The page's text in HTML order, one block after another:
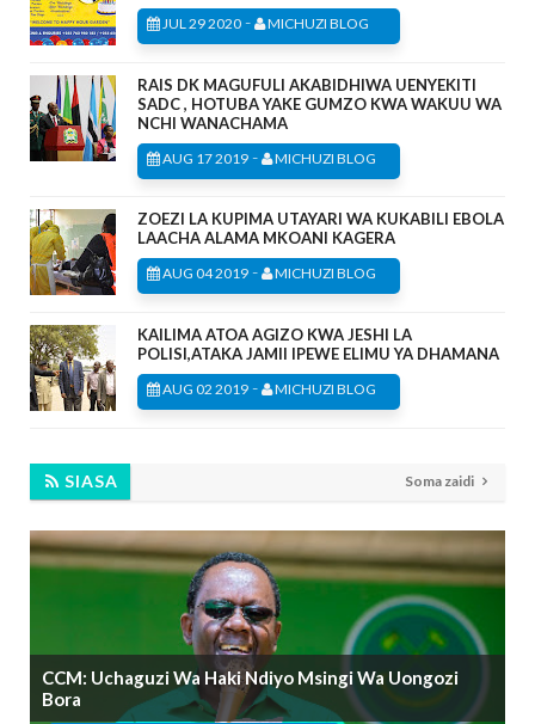
JUL 29 2020 - MICHUZI BLOG
RAIS DK MAGUFULI AKABIDHIWA UENYEKITI
SADC , HOTUBA YAKE GUMZO KWA WAKUU WA
NCHI WANACHAMA
AUG 17 2019 - MICHUZI BLOG
ZOEZI LA KUPIMA UTAYARI WA KUKABILI EBOLA
LAACHA ALAMA MKOANI KAGERA
AUG 04 2019 - MICHUZI BLOG
KAILIMA ATOA AGIZO KWA JESHI LA
POLISI,ATAKA JAMII IPEWE ELIMU YA DHAMANA
AUG 02 2019 - MICHUZI BLOG
SIASA Soma zaidi
CCM: Uchaguzi Wa Haki Ndiyo Msingi Wa Uongozi
Bora